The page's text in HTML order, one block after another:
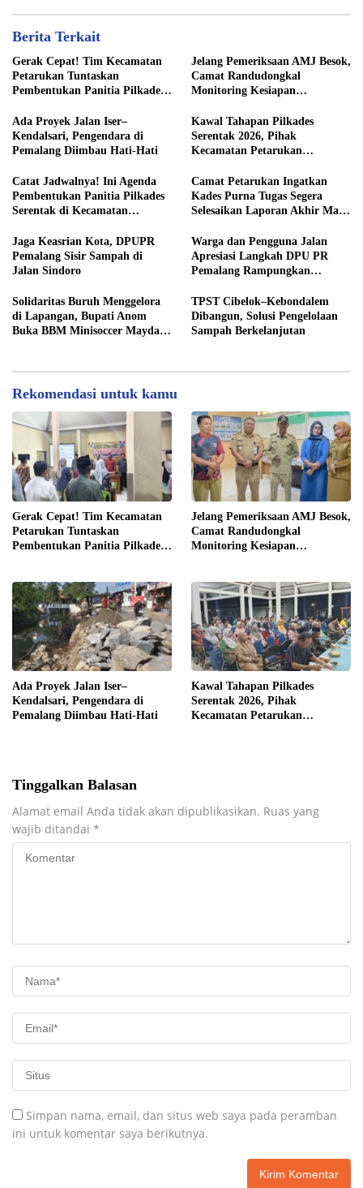
Berita Terkait
Gerak Cepat! Tim Kecamatan
Petarukan Tuntaskan
Pembentukan Panitia Pilkades
Jelang Pemeriksaan AMJ Besok,
Camat Randudongkal
Monitoring Kesiapan
Ada Proyek Jalan Iser–
Kendalsari, Pengendara di
Pemalang Diimbau Hati-Hati
Kawal Tahapan Pilkades
Serentak 2026, Pihak
Kecamatan Petarukan
Desa Klareyan
Catat Jadwalnya! Ini Agenda
Pembentukan Panitia Pilkades
Serentak di Kecamatan
Camat Petarukan Ingatkan
Kades Purna Tugas Segera
Selesaikan Laporan Akhir Masa
Jaga Keasrian Kota, DPUPR
Pemalang Sisir Sampah di
Jalan Sindoro
Warga dan Pengguna Jalan
Apresiasi Langkah DPU PR
Pemalang Rampungkan
Solidaritas Buruh Menggelora
di Lapangan, Bupati Anom
Buka BBM Minisoccer Mayday
TPST Cibelok–Kebondalem
Dibangun, Solusi Pengelolaan
Sampah Berkelanjutan
Rekomendasi untuk kamu
Gerak Cepat! Tim Kecamatan
Petarukan Tuntaskan
Pembentukan Panitia Pilkades
Jelang Pemeriksaan AMJ Besok,
Camat Randudongkal
Monitoring Kesiapan
Ada Proyek Jalan Iser–
Kendalsari, Pengendara di
Pemalang Diimbau Hati-Hati
Kawal Tahapan Pilkades
Serentak 2026, Pihak
Kecamatan Petarukan
Tinggalkan Balasan
Alamat email Anda tidak akan dipublikasikan. Ruas yang
wajib ditandai *
Simpan nama, email, dan situs web saya pada peramban
ini untuk komentar saya berikutnya.